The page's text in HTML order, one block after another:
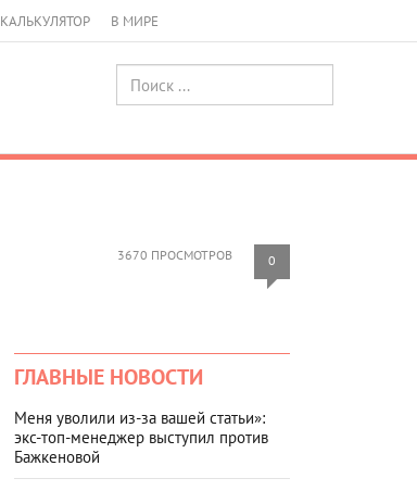
КАЛЬКУЛЯТОР В МИРЕ
3670 ПРОСМОТРОВ 0
ГЛАВНЫЕ НОВОСТИ
Меня уволили из-за вашей статьи»:
экс-топ-менеджер выступил против
Бажкеновой